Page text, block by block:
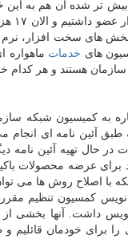
بیش تر شده آن هم به
در
های خدمات ماهواره
به كمیسیون شبكه
در حال تهیه آئین نامه
برای عرضه محصولات
با اصلاح روش ها می
كمسیون تنظیم
داشت. آنها بخشی از
برای خودمان قائلیم